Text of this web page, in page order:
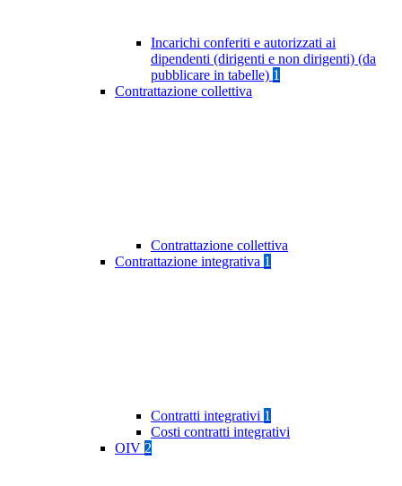
Incarichi conferiti e autorizzati ai
dipendenti (dirigenti e non dirigenti) (da
pubblicare in tabelle) 1
Contrattazione collettiva
Contrattazione collettiva
Contrattazione integrativa 1
Contratti integrativi 1
Costi contratti integrativi
OIV 2